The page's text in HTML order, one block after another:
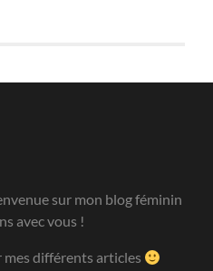
sur mon blog féminin
avec vous !
mes différents articles